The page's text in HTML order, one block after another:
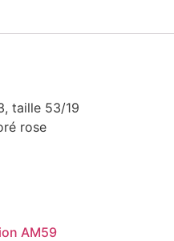
taille 53/19
rose
AM59